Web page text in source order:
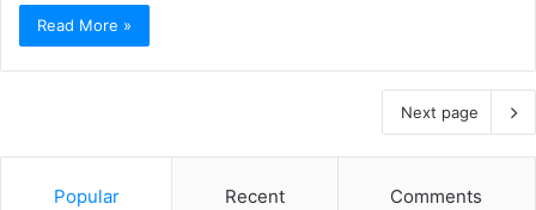
Read More »
Next page
Popular Recent Comments